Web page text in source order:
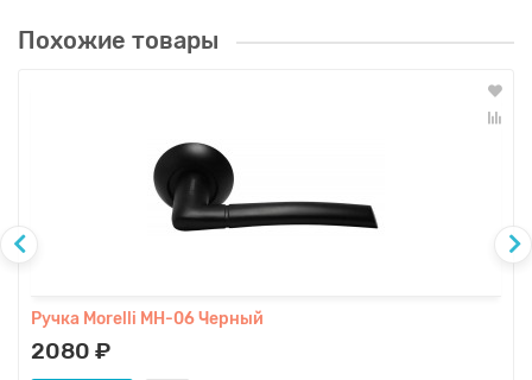
Похожие товары
Ручка Morelli MH-06 Черный
2080 ₽